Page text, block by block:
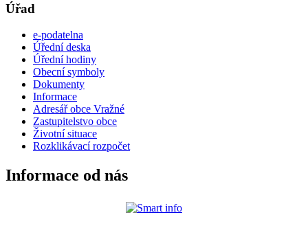
Úřad
e-podatelna
Úřední deska
Úřední hodiny
Obecní symboly
Dokumenty
Informace
Adresář obce Vražné
Zastupitelstvo obce
Životní situace
Rozklikávací rozpočet
Informace od nás